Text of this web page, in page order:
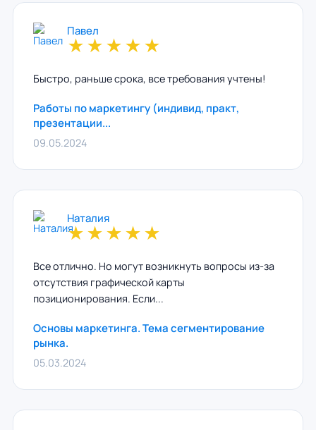
Павел
★★★★★
Быстро, раньше срока, все требования учтены!
Работы по маркетингу (индивид, практ,
презентации...
09.05.2024
Наталия
★★★★★
Все отлично. Но могут возникнуть вопросы из-за
отсутствия графической карты
позиционирования. Если...
Основы маркетинга. Тема сегментирование
рынка.
05.03.2024